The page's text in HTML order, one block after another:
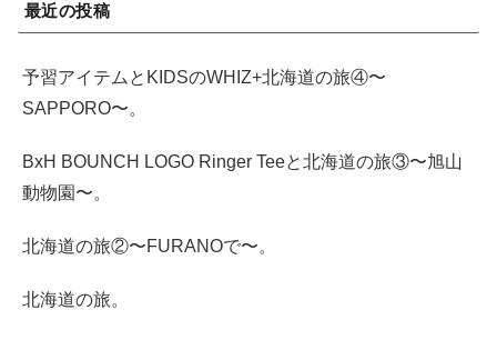
最近の投稿
予習アイテムとKIDSのWHIZ+北海道の旅④〜
SAPPORO〜。
BxH BOUNCH LOGO Ringer Teeと北海道の旅③〜旭山
動物園〜。
北海道の旅②〜FURANOで〜。
北海道の旅。